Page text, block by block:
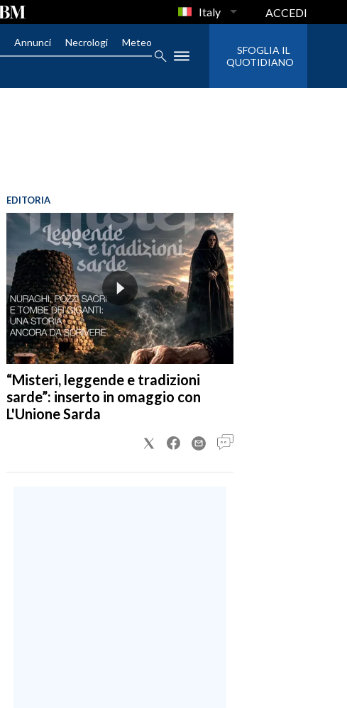
Italy ACCEDI
Annunci Necrologi Meteo
SFOGLIA IL
QUOTIDIANO
EDITORIA
“Misteri, leggende e tradizioni
sarde”: inserto in omaggio con
L'Unione Sarda